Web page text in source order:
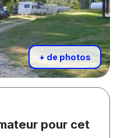
+ de photos
pour cet